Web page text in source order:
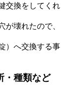
交換をしてくれ
が壊れたので、
）へ交換する事
・種類など